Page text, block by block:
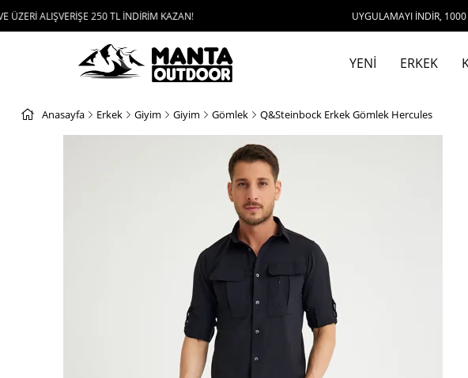
250 TL İNDİRİM KAZAN! UYGULAMAYI İNDİR, 1000 TL VE
YENİ ERKEK
Anasayfa Erkek Giyim Giyim Gömlek Q&Steinbock Erkek Gömlek Hercules